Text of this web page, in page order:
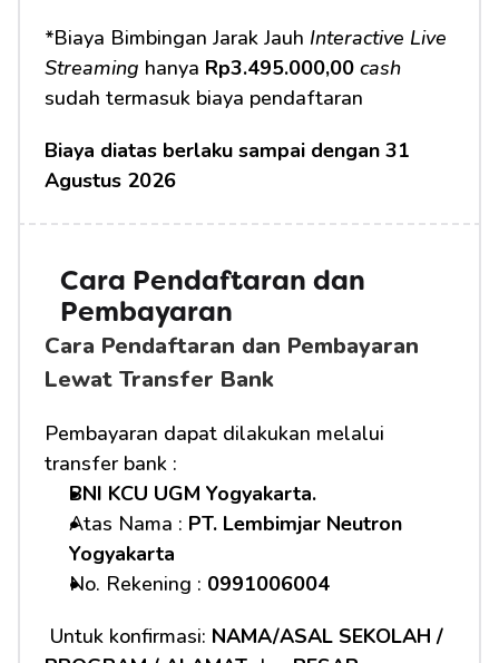
*Biaya Bimbingan Jarak Jauh Interactive Live
Streaming hanya Rp3.495.000,00 cash
sudah termasuk biaya pendaftaran
Biaya diatas berlaku sampai dengan 31
Agustus 2026
Cara Pendaftaran dan
Pembayaran
Cara Pendaftaran dan Pembayaran
Lewat Transfer Bank
Pembayaran dapat dilakukan melalui
transfer bank :
BNI KCU UGM Yogyakarta.
Atas Nama : PT. Lembimjar Neutron
Yogyakarta
No. Rekening : 0991006004
Untuk konfirmasi: NAMA/ASAL SEKOLAH /